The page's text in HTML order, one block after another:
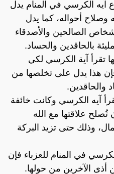
آيه الكرسي في المنام يدل
أحواله، كما يدل
الصالحين والأصدقاء
بالحاقدين والحساد.
تقرأ آية الكرسي لكي
هذا يدل على تخلصها من
والحاقدين.
آيه الكرسي وكانت خائفة
تُصلح علاقتها مع الله
وذلك حتى تزيد البركة
في المنام للعزباء فإن
الآخرين من حولها.